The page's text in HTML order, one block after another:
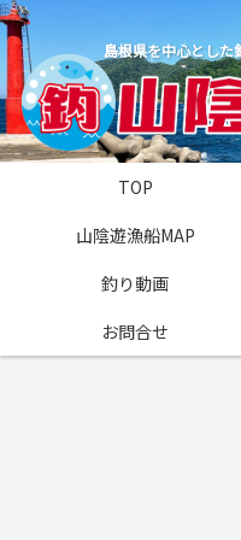
島根県を中心とした
TOP
山陰遊漁船MAP
釣り動画
お問合せ